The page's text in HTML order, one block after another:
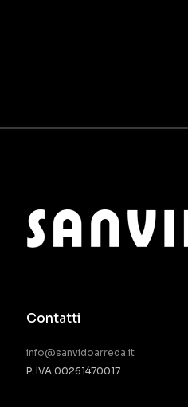
Contatti
info@sanvidoarreda.it
P. IVA 00261470017